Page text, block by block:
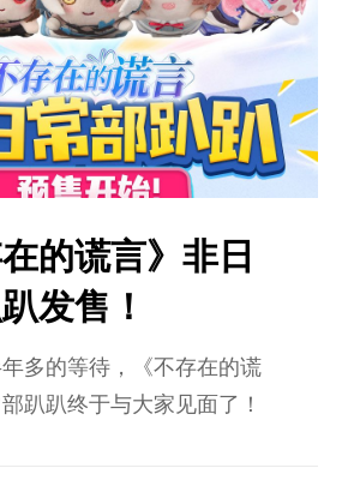
在的谎言》非日
发售！
多的等待，《不存在的谎
趴趴终于与大家见面了！